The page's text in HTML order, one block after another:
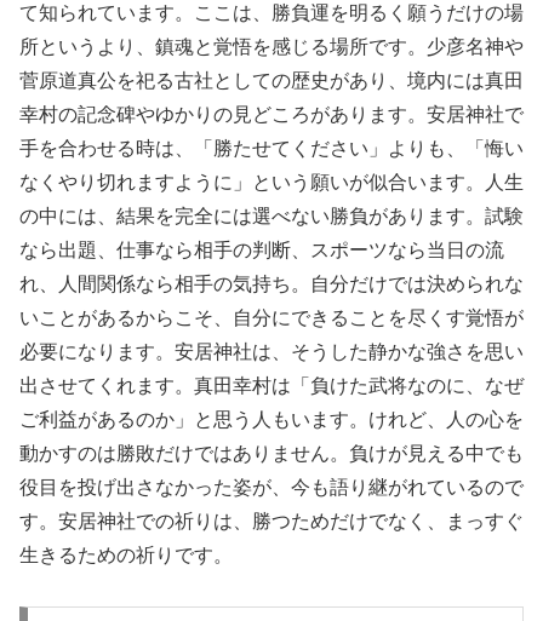
て知られています。ここは、勝負運を明るく願うだけの場
所というより、鎮魂と覚悟を感じる場所です。少彦名神や
菅原道真公を祀る古社としての歴史があり、境内には真田
幸村の記念碑やゆかりの見どころがあります。安居神社で
手を合わせる時は、「勝たせてください」よりも、「悔い
なくやり切れますように」という願いが似合います。人生
の中には、結果を完全には選べない勝負があります。試験
なら出題、仕事なら相手の判断、スポーツなら当日の流
れ、人間関係なら相手の気持ち。自分だけでは決められな
いことがあるからこそ、自分にできることを尽くす覚悟が
必要になります。安居神社は、そうした静かな強さを思い
出させてくれます。真田幸村は「負けた武将なのに、なぜ
ご利益があるのか」と思う人もいます。けれど、人の心を
動かすのは勝敗だけではありません。負けが見える中でも
役目を投げ出さなかった姿が、今も語り継がれているので
す。安居神社での祈りは、勝つためだけでなく、まっすぐ
生きるための祈りです。